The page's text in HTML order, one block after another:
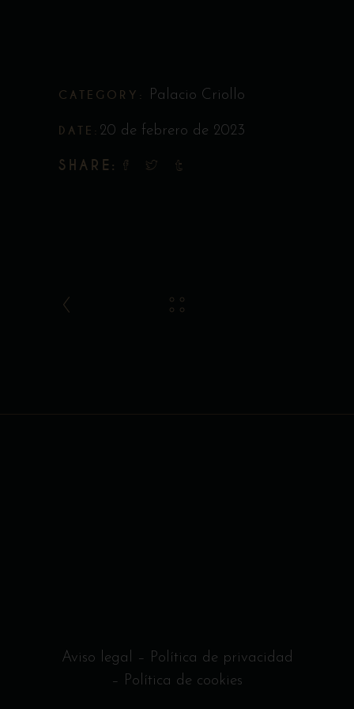
CATEGORY: Palacio Criollo
DATE: 20 de febrero de 2023
SHARE:
Aviso legal – Política de privacidad
– Política de cookies